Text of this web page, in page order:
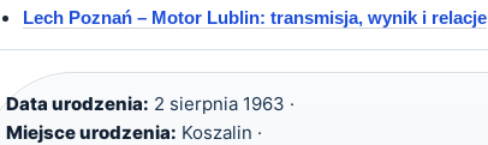
Lech Poznań – Motor Lublin: transmisja, wynik i relacje
Data urodzenia: 2 sierpnia 1963 ·
Miejsce urodzenia: Koszalin ·